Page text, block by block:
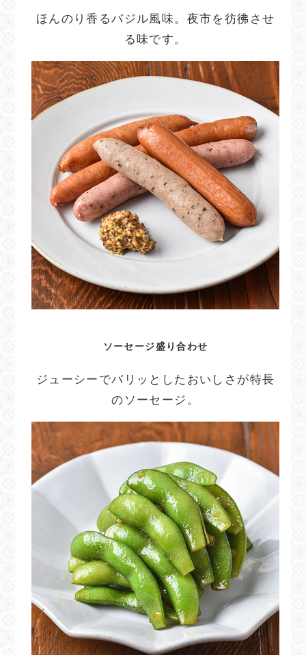
ほんのり香るバジル風味。夜市を彷彿させ
る味です。
ソーセージ盛り合わせ
ジューシーでバリッとしたおいしさが特長
のソーセージ。